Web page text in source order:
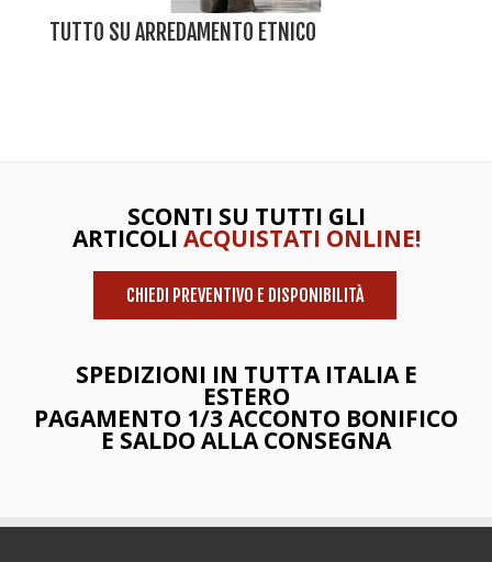
TUTTO SU ARREDAMENTO ETNICO
SCONTI SU TUTTI GLI
ARTICOLI ACQUISTATI ONLINE!
CHIEDI PREVENTIVO E DISPONIBILITÀ
SPEDIZIONI IN TUTTA ITALIA E
ESTERO
PAGAMENTO 1/3 ACCONTO BONIFICO
E SALDO ALLA CONSEGNA